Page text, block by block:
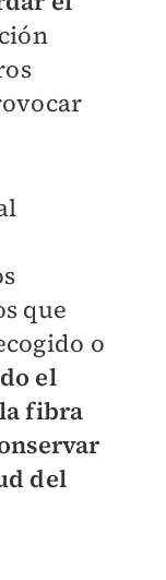
que
o
el
fibra
del